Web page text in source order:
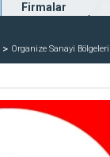
Firmalar
Yüzlerce kayıtlı firma
Organize Sanayi Bölgeleri